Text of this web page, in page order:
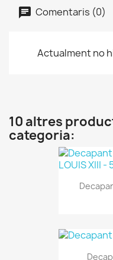
Comentaris (0)
Actualment no
10 altres
categoria: